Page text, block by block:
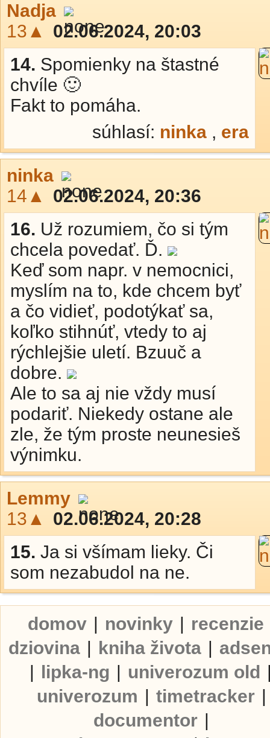
Nadja
13▲
02.06.2024, 20:03
14. Spomienky na štastné
chvíle 🙂
Fakt to pomáha.
súhlasí: ninka , era
ninka
14▲
02.06.2024, 20:36
16. Už rozumiem, čo si tým
chcela povedať. Ď.
Keď som napr. v nemocnici,
myslím na to, kde chcem byť
a čo vidieť, podotýkať sa,
koľko stihnúť, vtedy to aj
rýchlejšie uletí. Bzuuč a
dobre.
Ale to sa aj nie vždy musí
podariť. Niekedy ostane ale
zle, že tým proste neunesieš
výnimku.
Lemmy
13▲
02.06.2024, 20:28
15. Ja si všímam lieky. Či
som nezabudol na ne.
domov | novinky | recenzie
dziovina | kniha života |
| lipka-ng | univerozum old
univerozum | timetracker |
documentor |